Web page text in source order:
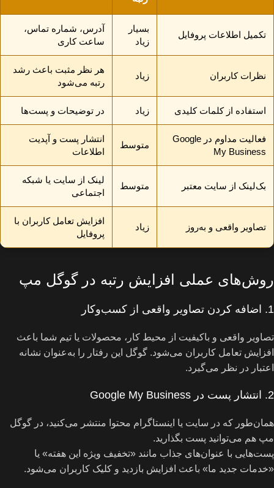
تکمیل اطلاعات پروفایل
بسیار
زیاد
آدرس، شماره تماس،
ساعت کاری
نظرات کاربران زیاد
هر نظر مثبت باعث رشد
رتبه می‌شود
استفاده از کلمات کلیدی زیاد در توضیحات و پست‌ها
فعالیت مداوم در Google
My Business
متوسط
انتشار پست و آپدیت
اطلاعات
بک‌لینک از سایت معتبر متوسط
لینک از سایت یا شبکه
اجتماعی
تصاویر واقعی و به‌روز زیاد
افزایش تعامل کاربران با
پروفایل
روش‌های عملی افزایش رتبه در گوگل مپ
1. اضافه کردن تصاویر واقعی از کسب‌وکار
تصاویر واقعی و باکیفیت از محیط کار، محصولات یا تیم شما باعث
افزایش تعامل کاربران می‌شود. گوگل این رفتار را به‌عنوان نشانه
اعتبار در نظر می‌گیرد.
2. انتشار پست در Google My Business
همان‌طور که در سایت یا اینستاگرام محتوا منتشر می‌کنید، در گوگل
مپ هم می‌توانید پست بگذارید.
پست‌هایی با عنوان‌های جذاب مانند «تخفیف ویژه این هفته» یا
«خدمات جدید ما» باعث افزایش بازدید و کلیک کاربران می‌شود.